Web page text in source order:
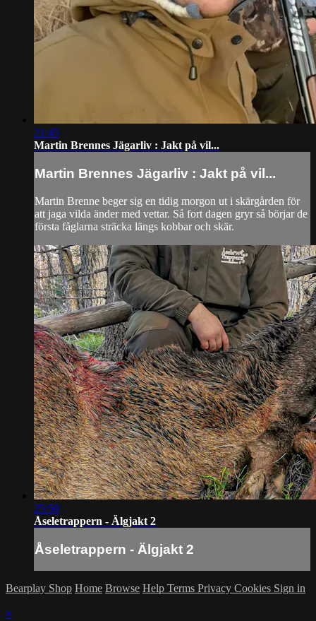
21:45
Martin Brennes Jägarliv : Jakt på vil...
Martin Brennes Jägarliv : Jakt på vil...
Martin Brenne beger sig en tidig morgon ut i skärgården för
att jaga vilda änder med vettar. Så fort dagen gryr så börjar de
första fåglarna sträcka längs kobbar och skär.
25:50
Åseletrappern - Älgjakt 2
Åseletrappern - Älgjakt 2
Bearplay Shop Home Browse Help Terms Privacy Cookies Sign in
×